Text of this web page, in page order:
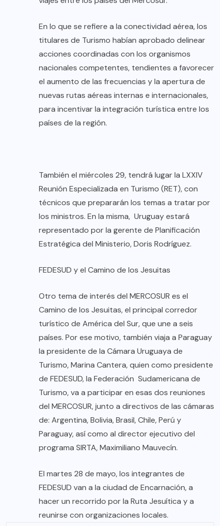
En lo que se refiere a la conectividad aérea, los
titulares de Turismo habían aprobado delinear
acciones coordinadas con los organismos
nacionales competentes, tendientes a favorecer
el aumento de las frecuencias y la apertura de
nuevas rutas aéreas internas e internacionales,
para incentivar la integración turística entre los
países de la región.
También el miércoles 29, tendrá lugar la LXXIV
Reunión Especializada en Turismo (RET), con
técnicos que prepararán los temas a tratar por
los ministros. En la misma, Uruguay estará
representado por la gerente de Planificación
Estratégica del Ministerio, Doris Rodríguez.
FEDESUD y el Camino de los Jesuitas
Otro tema de interés del MERCOSUR es el
Camino de los Jesuitas, el principal corredor
turístico de América del Sur, que une a seis
países. Por ese motivo, también viaja a Paraguay
la presidente de la Cámara Uruguaya de
Turismo, Marina Cantera, quien como presidente
de FEDESUD, la Federación Sudamericana de
Turismo, va a participar en esas dos reuniones
del MERCOSUR, junto a directivos de las cámaras
de: Argentina, Bolivia, Brasil, Chile, Perú y
Paraguay, así como al director ejecutivo del
programa SIRTA, Maximiliano Mauvecín.
El martes 28 de mayo, los integrantes de
FEDESUD van a la ciudad de Encarnación, a
hacer un recorrido por la Ruta Jesuítica y a
reunirse con organizaciones locales.